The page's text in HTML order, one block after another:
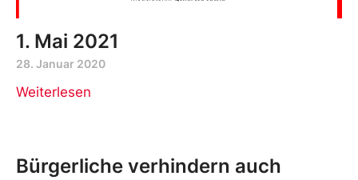
1. Mai 2021
28. Januar 2020
Weiterlesen
Bürgerliche verhindern auch